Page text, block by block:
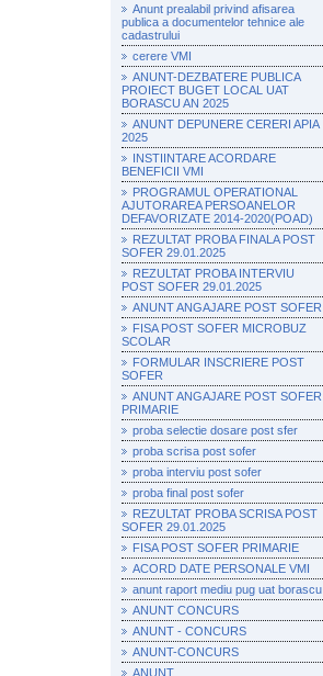
Anunt prealabil privind afisarea
publica a documentelor tehnice ale
cadastrului
cerere VMI
ANUNT-DEZBATERE PUBLICA
PROIECT BUGET LOCAL UAT
BORASCU AN 2025
ANUNT DEPUNERE CERERI APIA
2025
INSTIINTARE ACORDARE
BENEFICII VMI
PROGRAMUL OPERATIONAL
AJUTORAREA PERSOANELOR
DEFAVORIZATE 2014-2020(POAD)
REZULTAT PROBA FINALA POST
SOFER 29.01.2025
REZULTAT PROBA INTERVIU
POST SOFER 29.01.2025
ANUNT ANGAJARE POST SOFER
FISA POST SOFER MICROBUZ
SCOLAR
FORMULAR INSCRIERE POST
SOFER
ANUNT ANGAJARE POST SOFER
PRIMARIE
proba selectie dosare post sfer
proba scrisa post sofer
proba interviu post sofer
proba final post sofer
REZULTAT PROBA SCRISA POST
SOFER 29.01.2025
FISA POST SOFER PRIMARIE
ACORD DATE PERSONALE VMI
anunt raport mediu pug uat borascu
ANUNT CONCURS
ANUNT - CONCURS
ANUNT-CONCURS
ANUNT